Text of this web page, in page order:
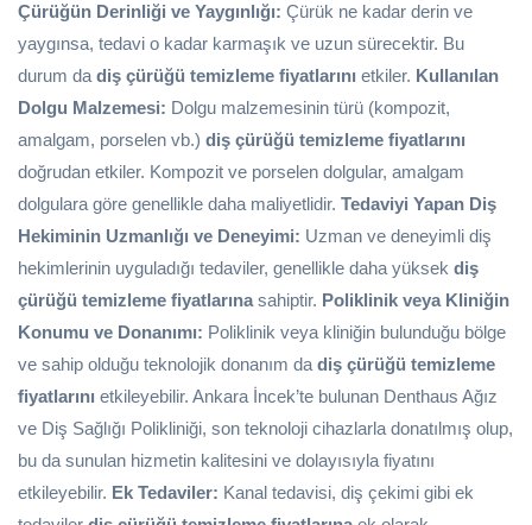
Çürüğün Derinliği ve Yaygınlığı: Çürük ne kadar derin ve
yaygınsa, tedavi o kadar karmaşık ve uzun sürecektir. Bu
durum da diş çürüğü temizleme fiyatlarını etkiler. Kullanılan
Dolgu Malzemesi: Dolgu malzemesinin türü (kompozit,
amalgam, porselen vb.) diş çürüğü temizleme fiyatlarını
doğrudan etkiler. Kompozit ve porselen dolgular, amalgam
dolgulara göre genellikle daha maliyetlidir. Tedaviyi Yapan Diş
Hekiminin Uzmanlığı ve Deneyimi: Uzman ve deneyimli diş
hekimlerinin uyguladığı tedaviler, genellikle daha yüksek diş
çürüğü temizleme fiyatlarına sahiptir. Poliklinik veya Kliniğin
Konumu ve Donanımı: Poliklinik veya kliniğin bulunduğu bölge
ve sahip olduğu teknolojik donanım da diş çürüğü temizleme
fiyatlarını etkileyebilir. Ankara İncek’te bulunan Denthaus Ağız
ve Diş Sağlığı Polikliniği, son teknoloji cihazlarla donatılmış olup,
bu da sunulan hizmetin kalitesini ve dolayısıyla fiyatını
etkileyebilir. Ek Tedaviler: Kanal tedavisi, diş çekimi gibi ek